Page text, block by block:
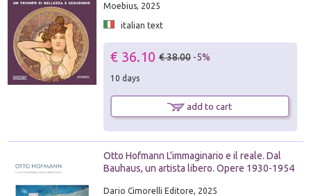
Moebius, 2025
italian text
€ 36.10 € 38.00 -5%
10 days
add to cart
Otto Hofmann L'immaginario e il reale. Dal
Bauhaus, un artista libero. Opere 1930-1954
Dario Cimorelli Editore, 2025